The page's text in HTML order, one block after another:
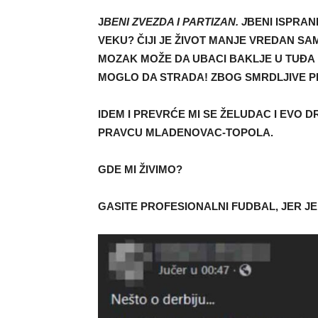
JBENI ZVEZDA I PARTIZAN. JBENI
VEKU? ČIJI JE ŽIVOT MANJE VREDAN
MOZAK MOŽE DA UBACI BAKLJE U
MOGLO DA STRADA! ZBOG SMRDLJIVE
IDEM I PREVRĆE MI SE ŽELUDAC I EVO
PRAVCU MLADENOVAC-TOPOLA.
GDE MI ŽIVIMO?
GASITE PROFESIONALNI FUDBAL, JER